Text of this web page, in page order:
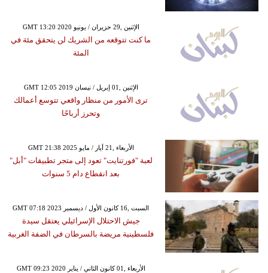
GMT 13:20 2020 الإثنين ,29 حزيران / يونيو
ما كنت تتوقعه من الشريك لن يتحقق مئة في
المئة
GMT 12:05 2019 الإثنين ,01 إبريل / نيسان
ترى الأمور من منظار واقعي تتوسع أعمالك
وتحرز أرباحًا
GMT 21:38 2025 الأربعاء ,21 أيار / مايو
لعبة "فورتنايت" تعود إلى متجر تطبيقات "أبل"
بعد انقطاع دام 5 سنوات
GMT 07:18 2023 السبت ,16 كانون الأول / ديسمبر
جيش الاحتلال الإسرائيلي يعتقل سيدة
فلسطينية مريضة بالسرطان في الضفة الغربية
GMT 09:23 2020 الأربعاء ,01 كانون الثاني / يناير